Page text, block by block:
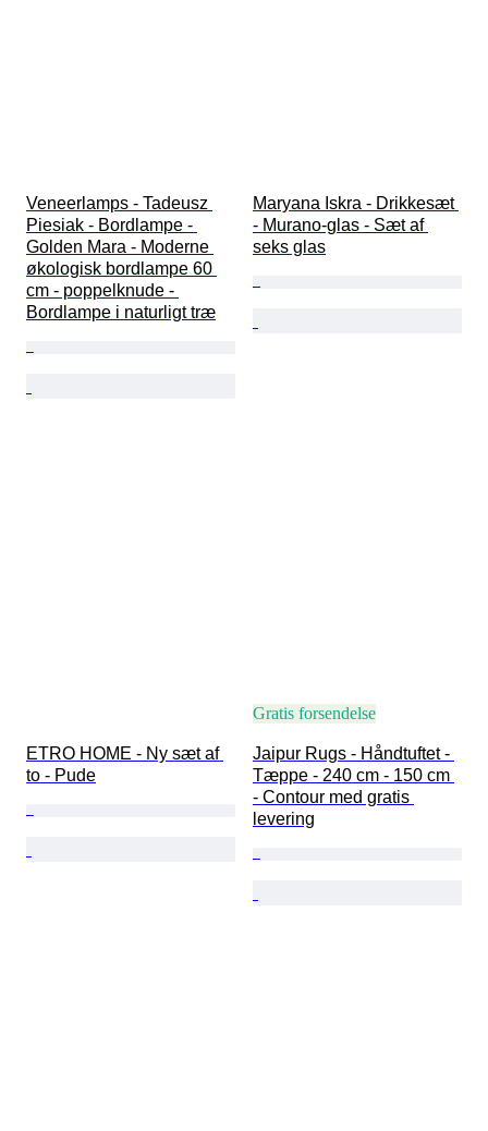
Veneerlamps - Tadeusz
Piesiak - Bordlampe -
Golden Mara - Moderne
økologisk bordlampe 60
cm - poppelknude -
Bordlampe i naturligt træ
Maryana Iskra - Drikkesæt
- Murano-glas - Sæt af
seks glas
ETRO HOME - Ny sæt af
to - Pude
Gratis forsendelse
Jaipur Rugs - Håndtuftet -
Tæppe - 240 cm - 150 cm
- Contour med gratis
levering